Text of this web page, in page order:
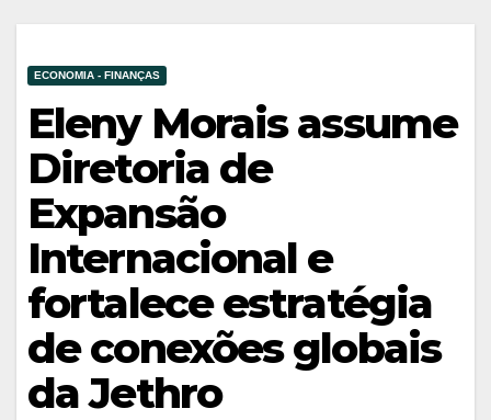
ECONOMIA - FINANÇAS
Eleny Morais assume
Diretoria de
Expansão
Internacional e
fortalece estratégia
de conexões globais
da Jethro